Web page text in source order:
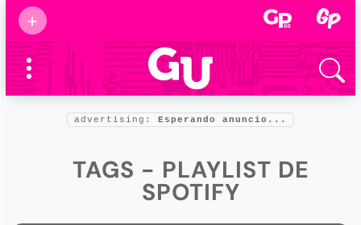
+
Supermamás
2025
Marcas de
confianza
Foro salud
advertising: Esperando anuncio...
TAGS - PLAYLIST DE
SPOTIFY